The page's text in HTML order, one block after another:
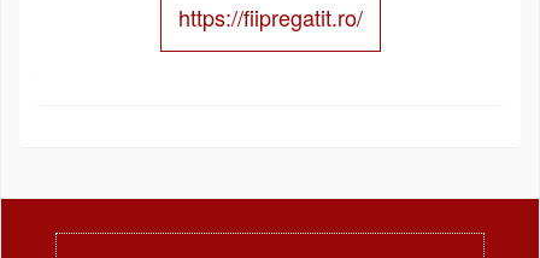
https://fiipregatit.ro/